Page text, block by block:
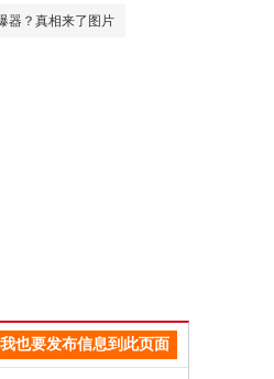
器？真相来了图片
我也要发布信息到此页面